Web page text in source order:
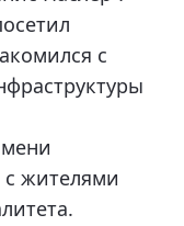
с
жителями